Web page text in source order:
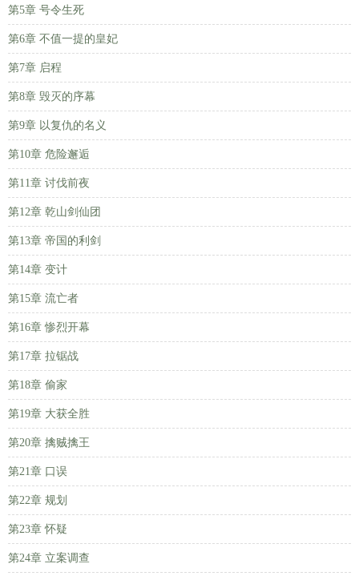
第5章 号令生死
第6章 不值一提的皇妃
第7章 启程
第8章 毁灭的序幕
第9章 以复仇的名义
第10章 危险邂逅
第11章 讨伐前夜
第12章 乾山剑仙团
第13章 帝国的利剑
第14章 变计
第15章 流亡者
第16章 惨烈开幕
第17章 拉锯战
第18章 偷家
第19章 大获全胜
第20章 擒贼擒王
第21章 口误
第22章 规划
第23章 怀疑
第24章 立案调查